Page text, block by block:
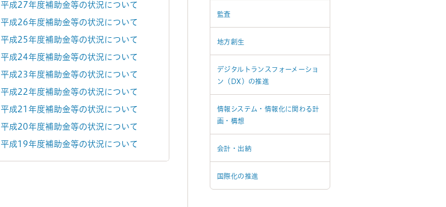
平成27年度補助金等の状況について
平成26年度補助金等の状況について
平成25年度補助金等の状況について
平成24年度補助金等の状況について
平成23年度補助金等の状況について
平成22年度補助金等の状況について
平成21年度補助金等の状況について
平成20年度補助金等の状況について
平成19年度補助金等の状況について
監査
地方創生
デジタルトランスフォーメーショ
ン（DX）の推進
情報システム・情報化に関わる計
画・構想
会計・出納
国際化の推進